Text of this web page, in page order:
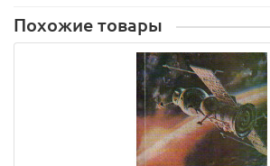
Похожие товары